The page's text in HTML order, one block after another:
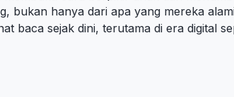
bukan hanya dari apa yang mereka
baca sejak dini, terutama di era digital